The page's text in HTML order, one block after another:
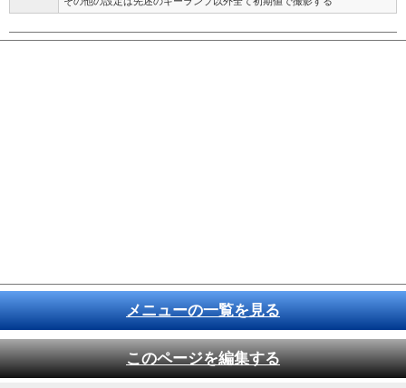
メニューの一覧を見る
このページを編集する